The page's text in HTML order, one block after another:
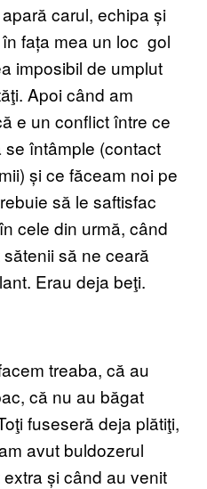
carul, echipa și
fața mea un loc gol
imposibil de umplut
Apoi când am
e un conflict între ce
întâmple (contact
și ce făceam noi pe
să le saftisfac
cele din urmă, când
să ne ceară
Erau deja beţi.
treaba, că au
că nu au băgat
fuseseră deja plătiţi,
avut buldozerul
și când au venit